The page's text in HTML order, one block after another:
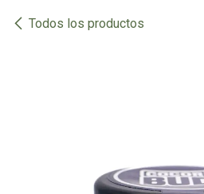
Todos los productos